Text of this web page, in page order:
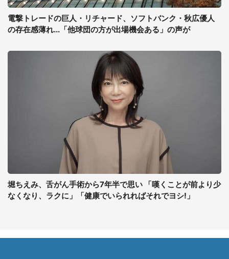
電撃トレードの巨人・リチャード、ソフトバンク・秋広優人
の存在感薄れ...「他球団の方が出場機会ある」の声が
堀ちえみ、舌がん手術から7年半で思い 「嘆くことが前より少
なくなり、ラクに」「健康でいられればそれでヨシ!」